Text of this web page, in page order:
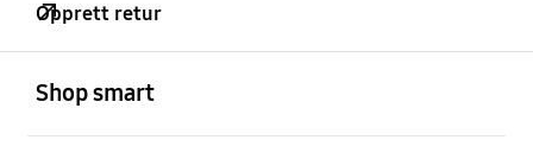
Opprett retur
Shop smart